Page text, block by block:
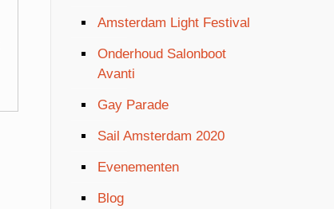
Amsterdam Light Festival
Onderhoud Salonboot
Avanti
Gay Parade
Sail Amsterdam 2020
Evenementen
Blog